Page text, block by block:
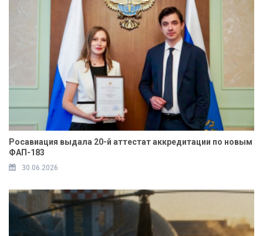
Росавиация выдала 20-й аттестат аккредитации по новым
ФАП-183
30.06.2026